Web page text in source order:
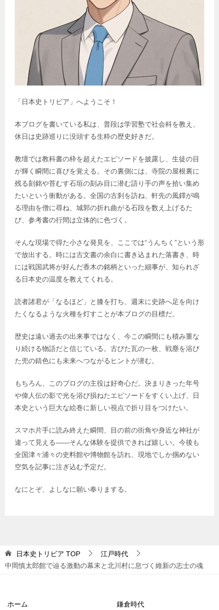
「日本史トリビア」へようこそ！
本ブログを書いている私は、普段は学習塾で社会科を教え、
休日は史跡巡りに没頭する生粋の歴史好きだ。
教壇では教科書の枠を超えたエピソードを披露し、生徒の目
が輝く瞬間に喜びを覚える。その裏側には、寺院の屋根裏に
残る刻銘や苔むす石垣の刻み目に潜む語り手の声を拾い集め
たいという衝動がある。全国の古刹を訪ね、軒先の風鐸が鳴
る理由を僧に尋ね、城郭の折れ曲がる石段を数え上げるた
び、参考書の行間は立体的に色づく。
そんな現場で得た小さな発見を、ここでは“うんちく”という形
で放出する。時には古文書の余白に書き込まれた落書き、時
には戦国武将が好んだ香木の銘柄といった細事が、知られざ
る日本史の温度を教えてくれる。
読者諸君が「なるほど」と膝を打ち、週末に史跡へ足を向け
たくなるような火種を灯すことが本ブログの目標だ。
歴史は遠い過去の出来事ではなく、今この瞬間にも積み重な
り続ける物語だと信じている。古びた瓦の一枚、戦塵を浴び
た兜の錆色にも未来へつながるヒントが潜む。
もちろん、このブログの主役は好奇心だ。決まりきった年号
や偉人伝の影で光を浴び損ねたエピソードをすくい上げ、日
本史という巨大な絵巻に新しい視点で折り目をつけたい。
スマホ片手に読み終えた瞬間、目の前の街角や身近な神社が
違って見える――そんな体験を提供できれば嬉しい。今後も
全国津々浦々の史料館や博物館を訪れ、現地でしか掴めない
空気を記事に注ぎ込む予定だ。
なにとぞ、よしなに願い奉りまする。
日本史トリビア TOP
江戸時代
中岡慎太郎館で辿る激動の幕末と北川村に息づく維新の志士の魂
ホーム 鎌倉時代